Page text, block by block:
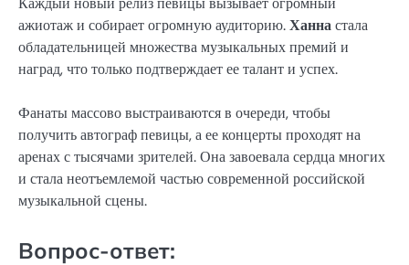
ажиотаж и собирает огромную аудиторию.Ханнастала
обладательницей множества музыкальных премий и
наград, что только подтверждает ее талант и успех.
Фанаты массово выстраиваются в очереди, чтобы
получить автограф певицы, а ее концерты проходят на
аренах с тысячами зрителей. Она завоевала сердца многих
и стала неотъемлемой частью современной российской
музыкальной сцены.
Вопрос-ответ: